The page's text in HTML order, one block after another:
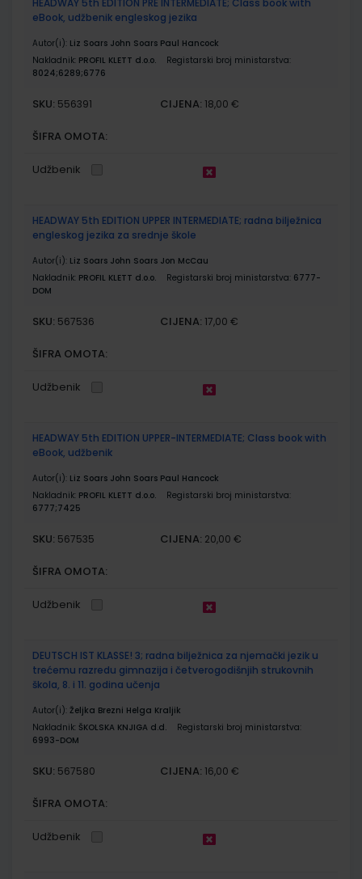
HEADWAY 5th EDITION PRE INTERMEDIATE; Class book with
eBook, udžbenik engleskog jezika
Autor(i): Liz Soars John Soars Paul Hancock
Nakladnik: PROFIL KLETT d.o.o.
Registarski broj ministarstva:
8024;6289;6776
SKU: 556391 CIJENA: 18,00 €
ŠIFRA OMOTA:
Udžbenik
HEADWAY 5th EDITION UPPER INTERMEDIATE; radna bilježnica
engleskog jezika za srednje škole
Autor(i): Liz Soars John Soars Jon McCau
Nakladnik: PROFIL KLETT d.o.o. Registarski broj ministarstva: 6777-
DOM
SKU: 567536 CIJENA: 17,00 €
ŠIFRA OMOTA:
Udžbenik
HEADWAY 5th EDITION UPPER-INTERMEDIATE; Class book with
eBook, udžbenik
Autor(i): Liz Soars John Soars Paul Hancock
Nakladnik: PROFIL KLETT d.o.o.
Registarski broj ministarstva:
6777;7425
SKU: 567535 CIJENA: 20,00 €
ŠIFRA OMOTA:
Udžbenik
DEUTSCH IST KLASSE! 3; radna bilježnica za njemački jezik u
trećemu razredu gimnazija i četverogodišnjih strukovnih
škola, 8. i 11. godina učenja
Autor(i): Željka Brezni Helga Kraljik
Nakladnik: ŠKOLSKA KNJIGA d.d.
Registarski broj ministarstva:
6993-DOM
SKU: 567580 CIJENA: 16,00 €
ŠIFRA OMOTA:
Udžbenik